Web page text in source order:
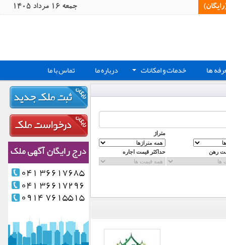
جمعه 16 مرداد 1405
ها + خدمات و امکانات درباره ما تماس با ما
متراژ
رهن حداکثر قیمت اجاره